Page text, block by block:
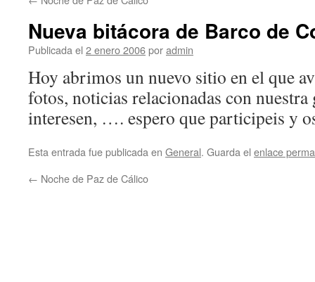
Nueva bitácora de Barco de
Publicada el 2 enero 2006poradmin
Hoy abrimos un nuevo sitio en el que
fotos, noticias relacionadas con nuestra
interesen, …. espero que participeis y
Esta entrada fue publicada en General. Guarda el enlace
← Noche de Paz de Cálico